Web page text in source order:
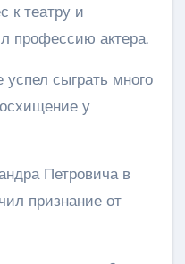
к театру и
профессию актера.
сыграть много
у
Петровича в
признание от